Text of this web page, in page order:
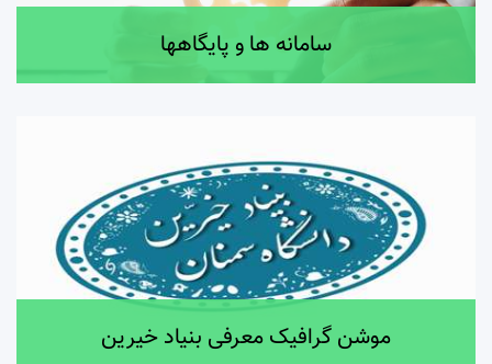
سامانه ها و پایگاهها
موشن گرافیک معرفی بنیاد خیرین